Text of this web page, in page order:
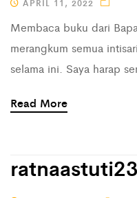
APRIL 11, 2022
Membaca buku dari
merangkum semua
selama ini. Saya harap
Read More